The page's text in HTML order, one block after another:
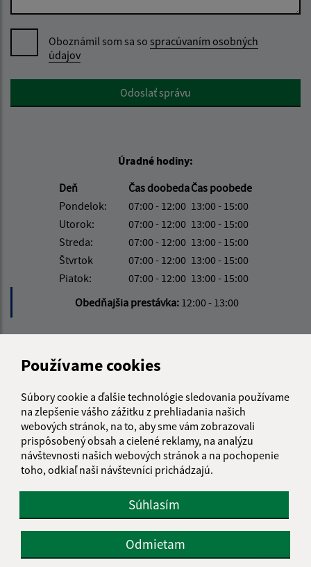
Používame cookies
Súbory cookie a ďalšie technológie sledovania používame
na zlepšenie vášho zážitku z prehliadania našich
webových stránok, na to, aby sme vám zobrazovali
prispôsobený obsah a cielené reklamy, na analýzu
návštevnosti našich webových stránok a na pochopenie
toho, odkiaľ naši návštevníci prichádzajú.
Súhlasím
Odmietam
Oboznámil som sa so spracúvaním osobných
údajov
Google reCaptcha ResponseOdoslať správu
Úradné hodiny:
Deň
Čas doobedaČas poobede
Pondelok:
07:00 - 12:00 13:00 - 15:00
Utorok:
07:00 - 12:00 13:00 - 15:00
Streda:
07:00 - 12:00 13:00 - 15:00
Štvrtok
07:00 - 12:00 13:00 - 15:00
Piatok:
07:00 - 12:00 13:00 - 15:00
Obedňajšia prestávka: 12:00 - 13:00
Obecný úrad Richvald
Richvald 179
085 01 Bardejov
info@richvald.sk
+421 915 857 104
IČO: 00322555